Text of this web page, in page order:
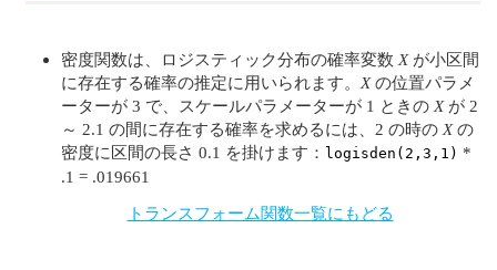
密度関数は、ロジスティック分布の確率変数 Xが小区間
に存在する確率の推定に用いられます。 Xの位置パラメ
ーターが 3 で、スケールパラメーターが 1 ときの Xが 2
～ 2.1 の間に存在する確率を求めるには、2 の時の Xの
密度に区間の長さ 0.1 を掛けます： logisden(2,3,1) *
.1 = .019661
トランスフォーム関数一覧にもどる